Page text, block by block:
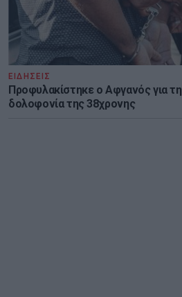
ΕΙΔΗΣΕΙΣ
Προφυλακίστηκε ο Αφγανός για τη
δολοφονία της 38χρονης